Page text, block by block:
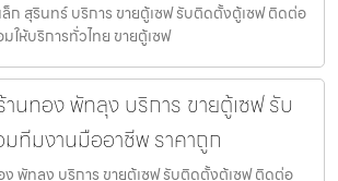
ล็ก สุรินทร์ บริการ ขายตู้เซฟ รับติดตั้งตู้เซฟ ติดต่อ
ให้บริการทั่วไทย ขายตู้เซฟ
านทอง พัทลุง บริการ ขายตู้เซฟ รับ
ทีมงานมืออาชีพ ราคาถูก
ง พัทลุง บริการ ขายตู้เซฟ รับติดตั้งตู้เซฟ ติดต่อ